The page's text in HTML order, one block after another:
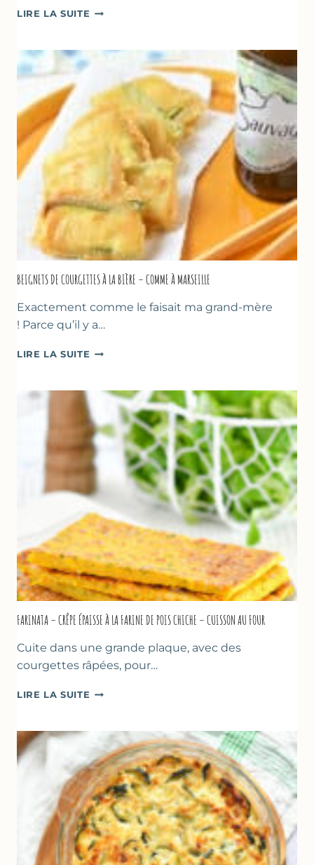
LIRE LA SUITE BÂTONNETS
CHOCOLAT
YAOURT
GREC
–
SANS
SORBETIÈRE
BEIGNETS DE COURGETTES À LA BIÈRE – COMME À MARSEILLE
Exactement comme le faisait ma grand-mère
! Parce qu’il y a…
LIRE LA SUITE BEIGNETS
LA
BIÈRE
–
COMME
À
MARSEILLE
FARINATA – CRÊPE ÉPAISSE À LA FARINE DE POIS CHICHE – CUISSON AU FOUR
Cuite dans une grande plaque, avec des
courgettes râpées, pour…
LIRE LA SUITE FARINATA
ÉPAISSE
À
LA
FARINE
DE
POIS
CHICHE
–
CUISSON
AU